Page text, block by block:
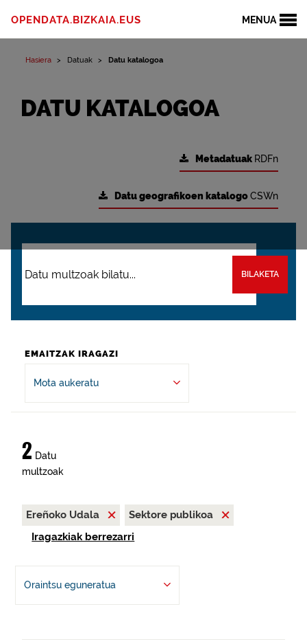
MENUA
OPENDATA.BIZKAIA.EUS
Hasiera Datuak Datu katalogoa
DATU KATALOGOA
Metadatuak RDFn
Datu geografikoen katalogoCSWn
BILAKETA
EMAITZAK IRAGAZI
Mota aukeratu
2 Datu
multzoak
Ereñoko Udala
Sektore publikoa
Iragazkiak berrezarri
Oraintsu eguneratua